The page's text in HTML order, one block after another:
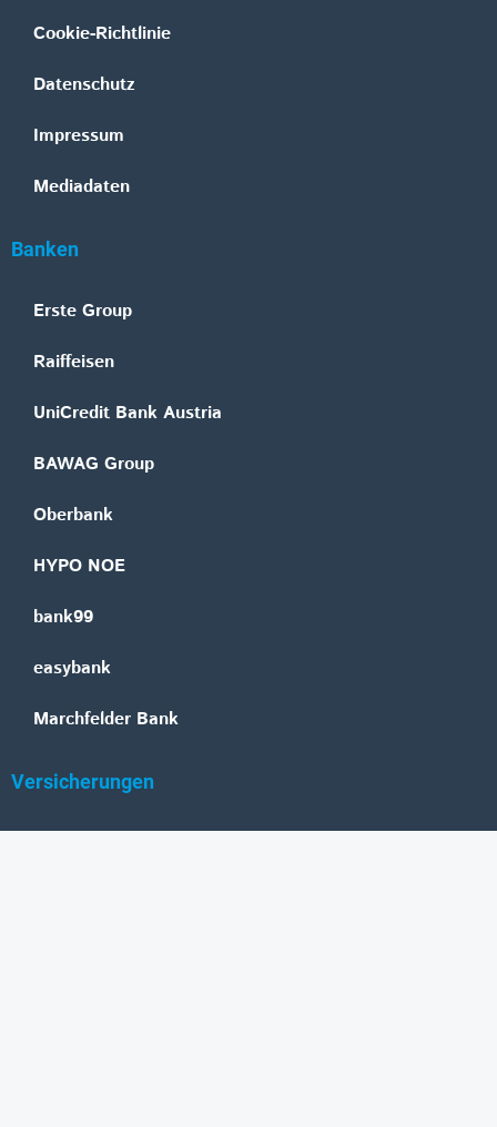
Cookie-Richtlinie
Datenschutz
Impressum
Mediadaten
Banken
Erste Group
Raiffeisen
UniCredit Bank Austria
BAWAG Group
Oberbank
HYPO NOE
bank99
easybank
Marchfelder Bank
Versicherungen